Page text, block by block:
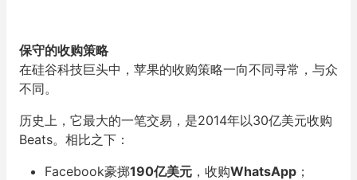
保守的收购策略
在硅谷科技巨头中，苹果的收购策略一向不同寻常，与众
不同。
历史上，它最大的一笔交易，是2014年以30亿美元收购
Beats。相比之下：
Facebook豪掷190亿美元 ，收购WhatsApp ；